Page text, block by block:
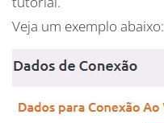
Veja um exemplo abaixo: